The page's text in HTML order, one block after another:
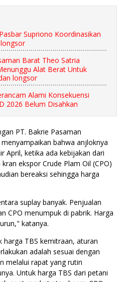
Supriono Koordinasikan
Barat Theo Satria
Alat Berat Untuk
longsor
Alami Konsekuensi
2026 Belum Disahkan
PT. Bakrie Pasaman
bahwa anjloknya
April, ketika ada kebijakan dari
ekspor Crude Plam Oil (CPO)
bereaksi sehingga harga
suplay banyak. Penjualan
CPO menumpuk di pabrik. Harga
katanya.
harga TBS kemitraan, aturan
adalah sesuai dengan
melalui rapat yang rutin
Untuk harga TBS dari petani